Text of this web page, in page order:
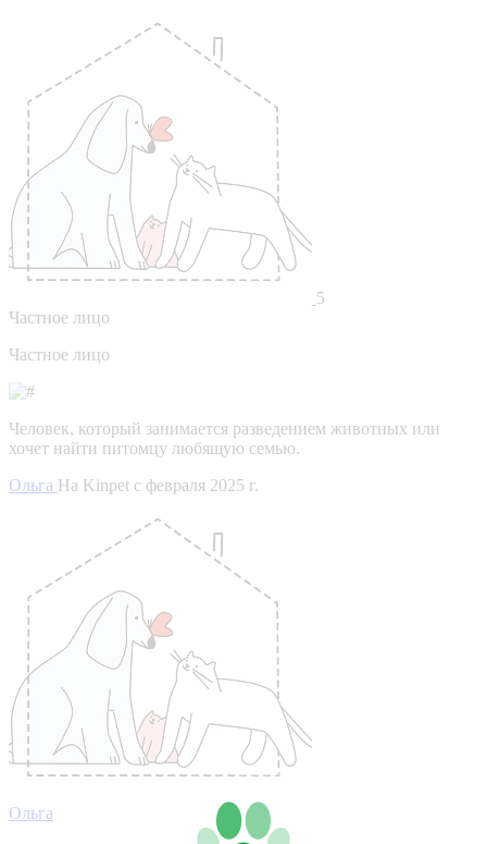
5
Частное лицо
Частное лицо
Человек, который занимается разведением животных или
хочет найти питомцу любящую семью.
Ольга На Kinpet c февраля 2025 г.
Ольга